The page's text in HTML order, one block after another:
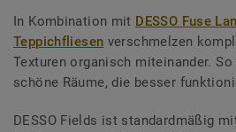
In Kombination mit DESSO Fuse
Teppichfliesen verschmelzen
Texturen organisch miteinander.
schöne Räume, die besser
DESSO Fields ist standardmäßig